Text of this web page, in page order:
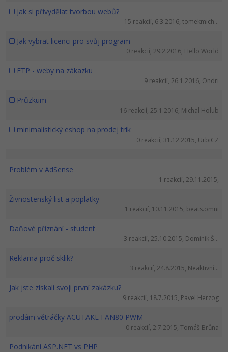
jak si přivydělat tvorbou webů?
15 reakcií, 6.3.2016, tomekmich...
Jak vybrat licenci pro svůj program
0 reakcií, 29.2.2016, Hello World
FTP - weby na zákazku
9 reakcií, 26.1.2016, Ondri
Průzkum
16 reakcií, 25.1.2016, Michal Holub
minimalistický eshop na prodej trik
0 reakcií, 31.12.2015, UrbiCZ
Problém v AdSense
1 reakcií, 29.11.2015,
Živnostenský list a poplatky
1 reakcií, 10.11.2015, beats.omni
Daňové přiznání - student
3 reakcií, 25.10.2015, Dominik Š...
Reklama proč sklik?
3 reakcií, 24.8.2015, Neaktivní...
Jak jste získali svoji první zakázku?
9 reakcií, 18.7.2015, Pavel Herzog
prodám větráčky ACUTAKE FAN80 PWM
0 reakcií, 2.7.2015, Tomáš Brůna
Podnikání ASP.NET vs PHP